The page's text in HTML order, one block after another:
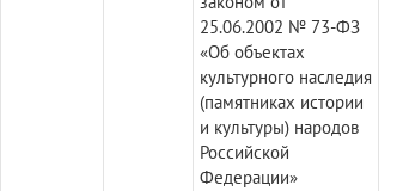
25.06.2002 № 73-ФЗ
«Об объектах
культурного наследия
(памятниках истории
и культуры) народов
Российской
Федерации»